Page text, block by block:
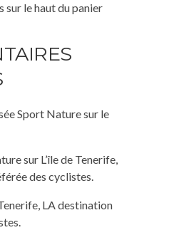
sur le haut du panier
Sport Nature sur le
sur L’île de Tenerife,
des cyclistes.
LA destination